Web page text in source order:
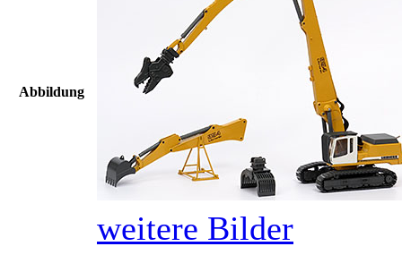
Abbildung
weitere Bilder